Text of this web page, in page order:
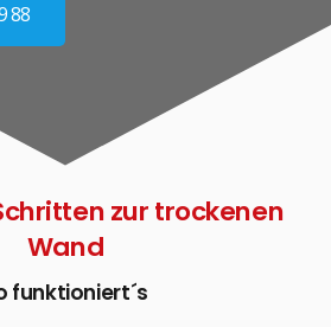
88
zur trockenen
Wand
funktioniert´s